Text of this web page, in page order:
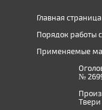
Главная страница
Порядок работы
Применяемые
№
Твери